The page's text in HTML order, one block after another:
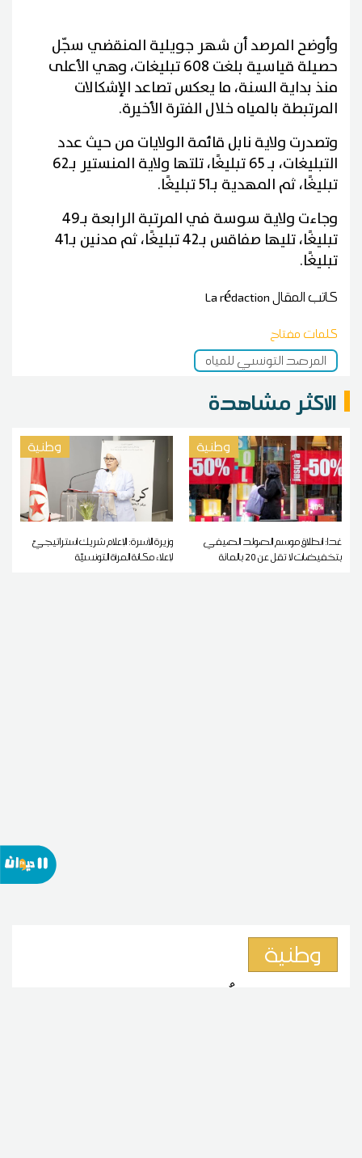
وأوضح المرصد أن شهر جويلية المنقضي سجّل
حصيلة قياسية بلغت 608 تبليغات، وهي الأعلى
منذ بداية السنة، ما يعكس تصاعد الإشكالات
المرتبطة بالمياه خلال الفترة الأخيرة.
وتصدرت ولاية نابل قائمة الولايات من حيث عدد
التبليغات، بـ 65 تبليغًا، تلتها ولاية المنستير بـ62
تبليغًا، ثم المهدية بـ51 تبليغًا.
وجاءت ولاية سوسة في المرتبة الرابعة بـ49
تبليغًا، تليها صفاقس بـ42 تبليغًا، ثم مدنين بـ41
تبليغًا.
كاتب المقالLa rédaction
كلمات مفتاح
المرصد التونسي للمياه
الاكثر مشاهدة
وطنية
غدا: انطلاق موسم الصولد الصيفي
بتخفيضات لا تقل عن 20 بالمائة
وطنية
وزيرة الأسرة: الإعلام شريك استراتيجيّ
لإعلاء مكانة المرأة التونسيّة
وطنية
وزارة الأسرة تُطلق غدا المبادرة